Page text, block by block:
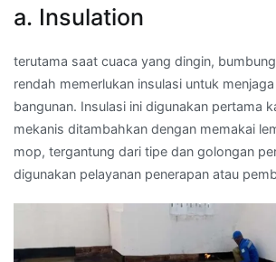
a. Insulation
terutama saat cuaca yang dingin,
rendah memerlukan insulasi untuk
bangunan. Insulasi ini digunakan pertama
mekanis ditambahkan dengan memakai
mop, tergantung dari tipe dan golongan
digunakan pelayanan penerapan atau